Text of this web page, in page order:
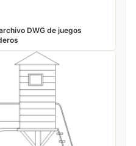
DWG de juegos